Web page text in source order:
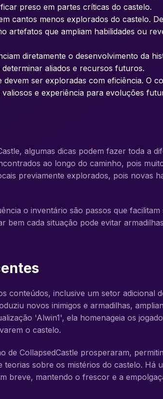
preso em partes críticas do castelo.
cantos menos explorados do castelo.
que ampliam habilidades ou
diretamente o desenvolvimento da
aliados e recursos futuros.
ser exploradas com eficiência. O
e experiência para evoluções
algumas dicas podem fazer toda a
ao longo do caminho, pois
previamente explorados, pois novas
o inventário são passos que
cada situação pode evitar
conteúdos, inclusive um setor adicional
novos inimigos e armadilhas,
'Alwin1', ela homenageia os
o castelo.
de CollapsedCastle prosperaram,
sobre os mistérios do castelo. Há
breve, mantendo o frescor e a